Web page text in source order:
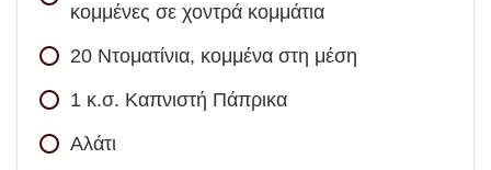
κομμένες σε χοντρά κομμάτια
20 Ντοματίνια, κομμένα στη μέση
1 κ.σ. Καπνιστή Πάπρικα
Αλάτι